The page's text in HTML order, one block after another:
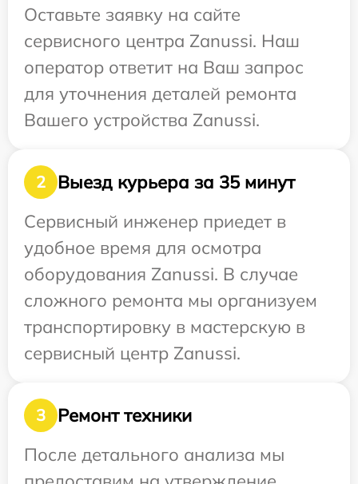
Оставьте заявку на сайте
сервисного центра Zanussi. Наш
оператор ответит на Ваш запрос
для уточнения деталей ремонта
Вашего устройства Zanussi.
2
Выезд курьера за 35 минут
Сервисный инженер приедет в
удобное время для осмотра
оборудования Zanussi. В случае
сложного ремонта мы организуем
транспортировку в мастерскую в
сервисный центр Zanussi.
3
Ремонт техники
После детального анализа мы